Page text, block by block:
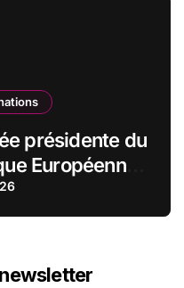
présidente du
Européenne